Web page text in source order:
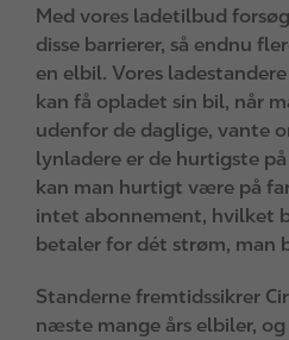
Med vores ladetilbud
disse barrierer, så endnu
en elbil. Vores
kan få opladet sin bil, når
udenfor de daglige, vante
lynladere er de hurtigste
kan man hurtigt være på
intet abonnement, hvilket
betaler for dét strøm, man
Standerne fremtidssikrer
næste mange års elbiler,